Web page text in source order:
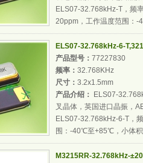
ELS07-32.768kHz-T，频
20ppm，工作温度范围：-
ELS07-32.768kHz-6-
产品型号： 77227830
频率： 32.768KHz
尺寸： 3.2x1.5mm
产品介绍：
ELS07-
叉晶体，英国进口晶振，
ELS07-32.768kHz-6-T，
围：-40℃至+85℃，小体
M3215RR-32.768kHz-